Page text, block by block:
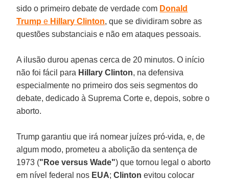
sido o primeiro debate de verdade com Donald
Trump e Hillary Clinton, que se dividiram sobre as
questões substanciais e não em ataques pessoais.
A ilusão durou apenas cerca de 20 minutos. O início
não foi fácil para Hillary Clinton, na defensiva
especialmente no primeiro dos seis segmentos do
debate, dedicado à Suprema Corte e, depois, sobre o
aborto.
Trump garantiu que irá nomear juízes pró-vida, e, de
algum modo, prometeu a abolição da sentença de
1973 ("Roe versus Wade") que tornou legal o aborto
em nível federal nos EUA;Clinton evitou colocar